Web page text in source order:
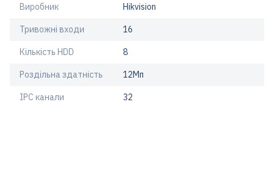
Виробник Hikvision
Тривожні входи 16
Кількість HDD 8
Роздільна здатність 12Мп
IPC канали 32